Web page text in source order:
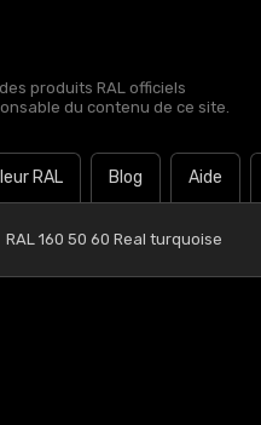
produits RAL officiels
du contenu de ce site.
RAL Blog Aide
RAL 160 50 60 Real turquoise